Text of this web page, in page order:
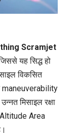
Scramjet
यह सिद्ध हो
विकसित
maneuverability
मिसाइल रक्षा
Area